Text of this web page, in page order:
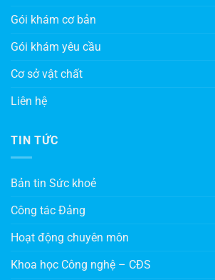
Gói khám cơ bản
Gói khám yêu cầu
Cơ sở vật chất
Liên hệ
TIN TỨC
Bản tin Sức khoẻ
Công tác Đảng
Hoạt động chuyên môn
Khoa học Công nghệ – CĐS